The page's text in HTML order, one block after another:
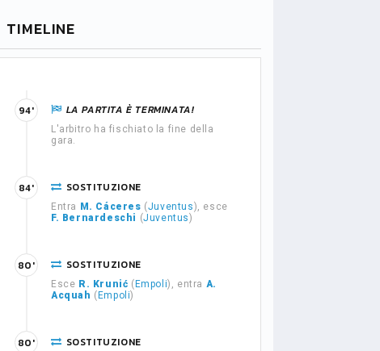
TIMELINE
LA PARTITA È TERMINATA!
L'arbitro ha fischiato la fine della
gara.
94'
SOSTITUZIONE
Entra M. Cáceres (Juventus), esce
F. Bernardeschi (Juventus)
84'
SOSTITUZIONE
Esce R. Krunić ( Empoli), entra A.
Acquah ( Empoli)
80'
SOSTITUZIONE
80'